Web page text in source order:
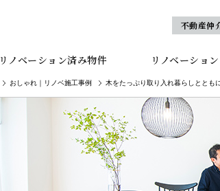
不動産仲
リノベーション済み物件 リノベーショ
おしゃれ｜リノベ施工事例 木をたっぷり取り入れ暮らしととも